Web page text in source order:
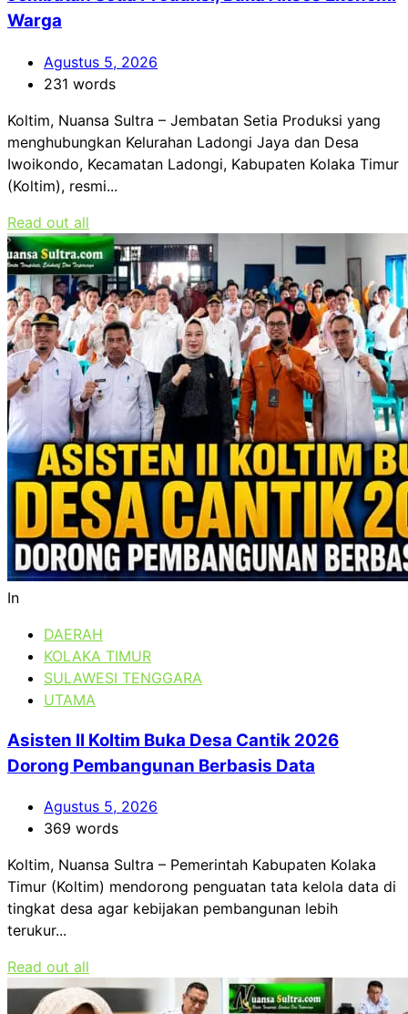
Warga
Agustus 5, 2026
231 words
Koltim, Nuansa Sultra – Jembatan Setia Produksi yang
menghubungkan Kelurahan Ladongi Jaya dan Desa
Iwoikondo, Kecamatan Ladongi, Kabupaten Kolaka Timur
(Koltim), resmi...
Read out all
In
DAERAH
KOLAKA TIMUR
SULAWESI TENGGARA
UTAMA
Asisten II Koltim Buka Desa Cantik 2026
Dorong Pembangunan Berbasis Data
Agustus 5, 2026
369 words
Koltim, Nuansa Sultra – Pemerintah Kabupaten Kolaka
Timur (Koltim) mendorong penguatan tata kelola data di
tingkat desa agar kebijakan pembangunan lebih
terukur...
Read out all